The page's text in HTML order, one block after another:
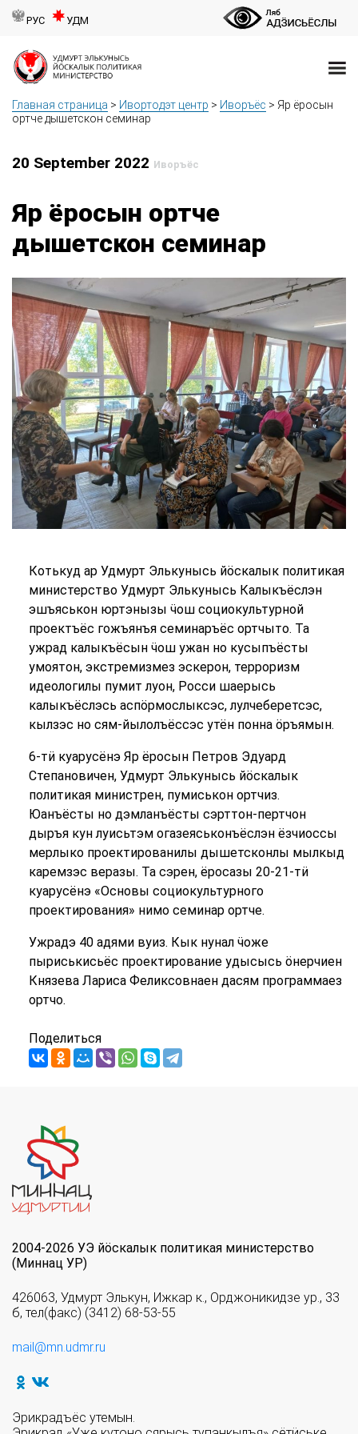
РУС УДМ
Главная страница > Ивортодэт центр > Иворъёс > Яр ёросын
ортче дышетскон семинар
20 September 2022 Иворъёс
Яр ёросын ортче
дышетскон семинар
Котькуд ар Удмурт Элькунысь йӧскалык политикая
министерство Удмурт Элькунысь Калыкъёслэн
эшъяськон юртэнызы ӵошсоциокультурной
проектъёс гожъянъя семинаръёс ортчыто. Та
ужрад калыкъёсын ӵош ужан но кусыпъёсты
умоятон, экстремизмез эскерон, терроризм
идеологилы пумит луон, Росси шаерысь
калыкъёслэсь аспӧрмослыксэс, лулчеберетсэс,
кылзэс но сям-йылолъёссэс утён понна ӧръямын.
6-тӥ куарусёнэ Яр ёросын Петров Эдуард
Степановичен, Удмурт Элькунысь йӧскалык
политикая министрен, пумиськон ортчиз.
Юанъёсты но дэмланъёсты сэрттон-пертчон
дыръя кун луисьтэм огазеяськонъёслэн ёзчиоссы
мерлыко проектированилы дышетсконлы мылкыд
каремзэс веразы. Та сэрен, ёросазы 20-21-тӥ
куарусёнэ «Основы социокультурного
проектирования» нимо семинар ортче.
Ужрадэ 40 адями вуиз. Кык нунал ӵоже
пыриськисьёс проектирование удысысь ӧнерчиен
Князева Лариса Феликсовнаен дасям программаез
ортчо.
Поделиться
2004-2026 УЭ йöскалык политикая министерство
(Миннац УР)
426063, Удмурт Элькун, Ижкар к., Орджоникидзе ур., 33
б, тел(факс) (3412) 68-53-55
mail@mn.udmr.ru
Эрикрадъёс утемын.